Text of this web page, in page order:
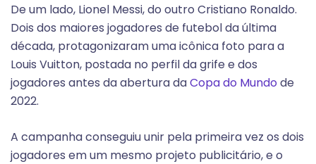
De um lado, Lionel Messi, do outro Cristiano Ronaldo.
Dois dos maiores jogadores de futebol da última
década, protagonizaram uma icônica foto para a
Louis Vuitton, postada no perfil da grife e dos
jogadores antes da abertura daCopa do Mundo de
2022.
A campanha conseguiu unir pela primeira vez os dois
jogadores em um mesmo projeto publicitário, e o